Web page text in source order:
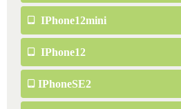
IPhone12mini
IPhone12
IPhoneSE2